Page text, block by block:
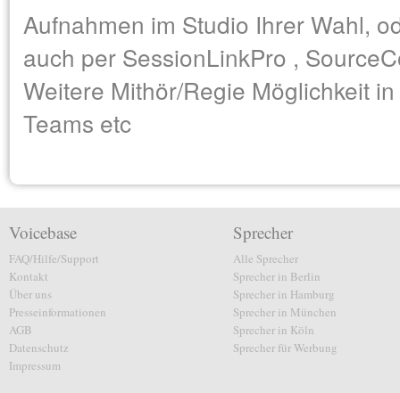
Aufnahmen im Studio Ihrer Wahl,
auch per SessionLinkPro ,
Weitere Mithör/Regie Möglichkeit
Teams etc
Voicebase
FAQ/Hilfe/Support
Kontakt
Über uns
Presseinformationen
AGB
Datenschutz
Impressum
Sprecher
Alle Sprecher
Sprecher in Berlin
Sprecher in Hamburg
Sprecher in München
Sprecher in Köln
Sprecher für Werbung